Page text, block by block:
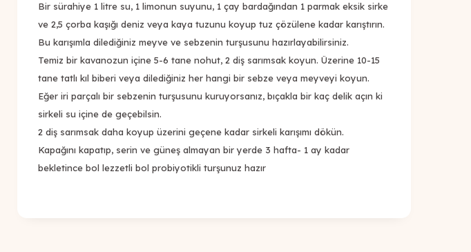
Bir sürahiye 1 litre su, 1 limonun suyunu, 1 çay bardağından 1 parmak eksik sirke
ve 2,5 çorba kaşığı deniz veya kaya tuzunu koyup tuz çözülene kadar karıştırın.
Bu karışımla dilediğiniz meyve ve sebzenin turşusunu hazırlayabilirsiniz.
Temiz bir kavanozun içine 5-6 tane nohut, 2 diş sarımsak koyun. Üzerine 10-15
tane tatlı kıl biberi veya dilediğiniz her hangi bir sebze veya meyveyi koyun.
Eğer iri parçalı bir sebzenin turşusunu kuruyorsanız, bıçakla bir kaç delik açın ki
sirkeli su içine de geçebilsin.
2 diş sarımsak daha koyup üzerini geçene kadar sirkeli karışımı dökün.
Kapağını kapatıp, serin ve güneş almayan bir yerde 3 hafta- 1 ay kadar
bekletince bol lezzetli bol probiyotikli turşunuz hazır